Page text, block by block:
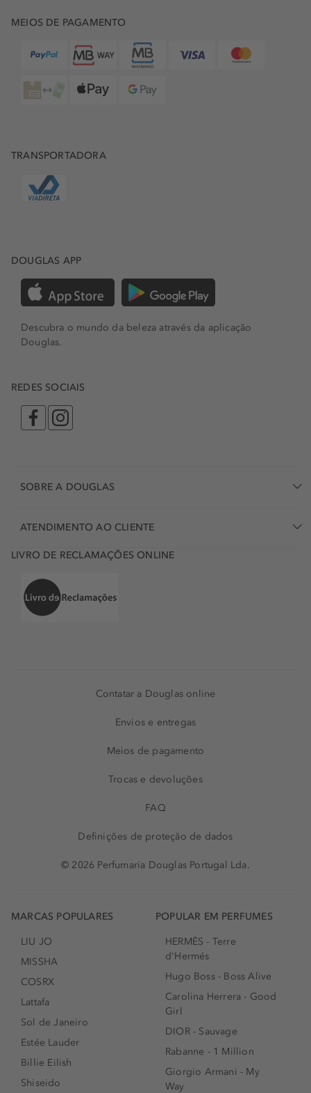
MEIOS DE PAGAMENTO
TRANSPORTADORA
DOUGLAS APP
Descubra o mundo da beleza através da aplicação
Douglas.
REDES SOCIAIS
SOBRE A DOUGLAS
ATENDIMENTO AO CLIENTE
LIVRO DE RECLAMAÇÕES ONLINE
Contatar a Douglas online
Envios e entregas
Meios de pagamento
Trocas e devoluções
FAQ
Definições de proteção de dados
© 2026 Perfumaria Douglas Portugal Lda.
MARCAS POPULARES
LIU JO
MISSHA
COSRX
Lattafa
Sol de Janeiro
Estée Lauder
Billie Eilish
Shiseido
POPULAR EM PERFUMES
HERMÈS - Terre
d'Hermés
Hugo Boss - Boss Alive
Carolina Herrera - Good
Girl
DIOR - Sauvage
Rabanne - 1 Million
Giorgio Armani - My
Way